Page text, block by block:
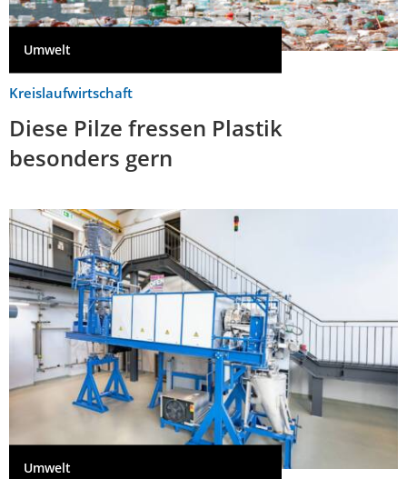
Umwelt
Kreislaufwirtschaft
Diese Pilze fressen Plastik
besonders gern
Umwelt